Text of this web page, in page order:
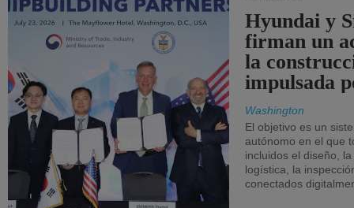
Hyundai y
firman un
la
impulsada
Washington
El objetivo es un
autónomo en el que
incluidos el diseño,
logística, la
conectados